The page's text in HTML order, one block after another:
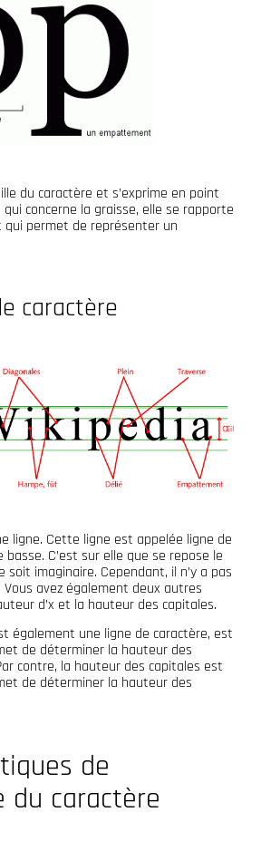
du caractère et s’exprime en point
concerne la graisse, elle se rapporte
qui permet de représenter un
caractère
ligne. Cette ligne est appelée ligne de
C’est sur elle que se repose le
soit imaginaire. Cependant, il n’y a pas
avez également deux autres
d’x et la hauteur des capitales.
également une ligne de caractère, est
de déterminer la hauteur des
contre, la hauteur des capitales est
de déterminer la hauteur des
de
du caractère